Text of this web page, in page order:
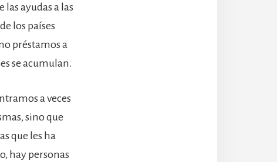
ayudas a las
los países
préstamos a
se acumulan.
a veces
sino que
que les ha
hay personas